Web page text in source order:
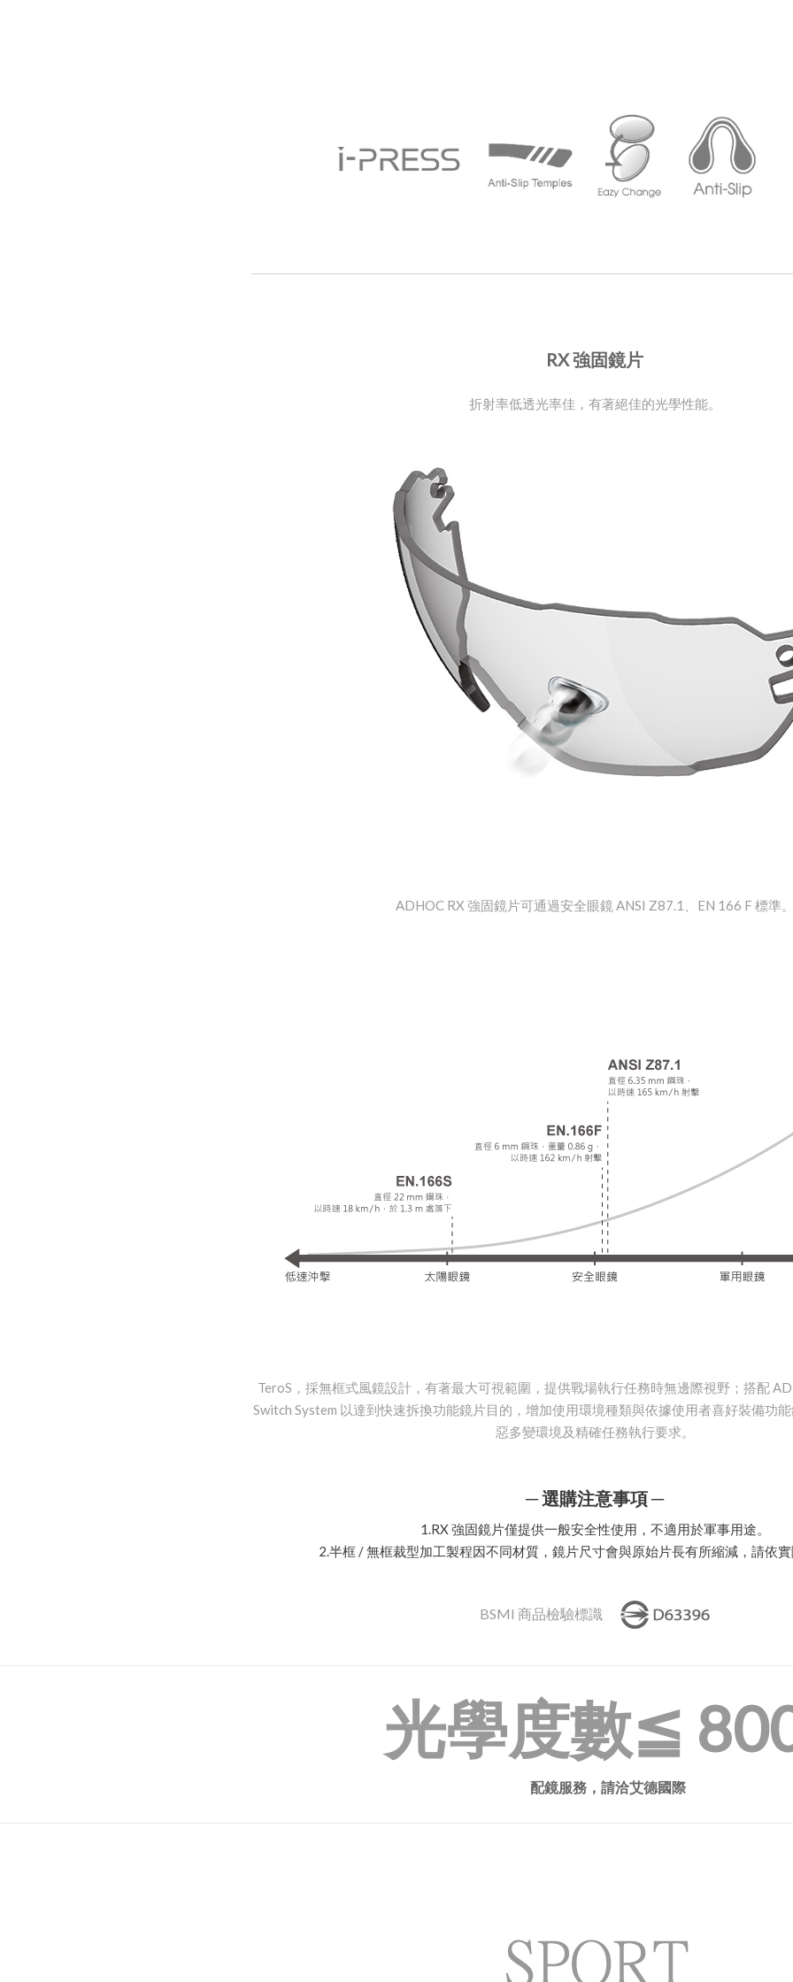
RX 強固鏡片
折射率低透光率佳，有著絕佳的光學性能。
ADHOC RX 強固鏡片可通過安全眼鏡 ANSI Z87.1、EN 166 F 標準
TeroS，採無框式風鏡設計，有著最大可視範圍，提供戰場執行任務時無邊際視野；搭配
Switch System 以達到快速拆換功能鏡片目的，增加使用環境種類與依據使用者喜好裝備功
惡多變環境及精確任務執行要求。
─ 選購注意事項 ─
1. RX 強固鏡片僅提供一般安全性使用，不適用於軍事用途。
2. 半框 / 無框裁型加工製程因不同材質，鏡片尺寸會與原始片長有所縮減，請依
BSMI 商品檢驗標識
光學度數≦
配鏡服務，請洽艾德國際